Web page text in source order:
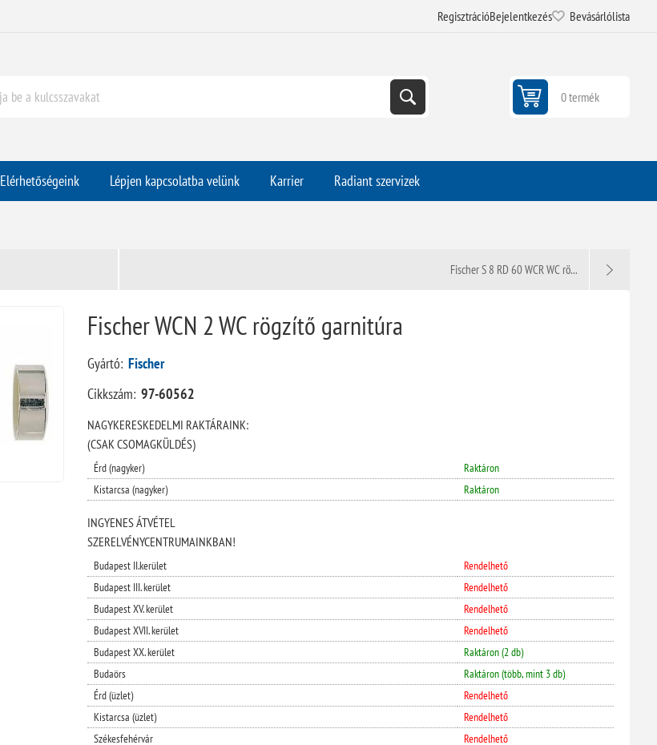
RegisztrációBejelentkezés Bevásárlólista
0 termék
Elérhetőségeink Lépjen kapcsolatba velünk Karrier Radiant szervizek
Fischer S 8 RD 60 WCR WC rö...
Fischer WCN 2 WC rögzítő garnitúra
Gyártó: Fischer
Cikkszám: 97-60562
NAGYKERESKEDELMI RAKTÁRAINK:
(CSAK CSOMAGKÜLDÉS)
Érd (nagyker)
Raktáron
Kistarcsa (nagyker)
Raktáron
INGYENES ÁTVÉTEL
SZERELVÉNYCENTRUMAINKBAN!
Budapest II.kerület
Rendelhető
Budapest III. kerület
Rendelhető
Budapest XV. kerület
Rendelhető
Budapest XVII. kerület
Rendelhető
Budapest XX. kerület
Raktáron (2 db)
Budaörs
Raktáron (több, mint 3 db)
Érd (üzlet)
Rendelhető
Kistarcsa (üzlet)
Rendelhető
Székesfehérvár
Rendelhető